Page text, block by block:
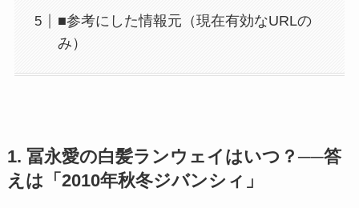
■参考にした情報元（現在有効なURLの
み）
1. 冨永愛の白髪ランウェイはいつ？──答
えは「2010年秋冬ジバンシィ」